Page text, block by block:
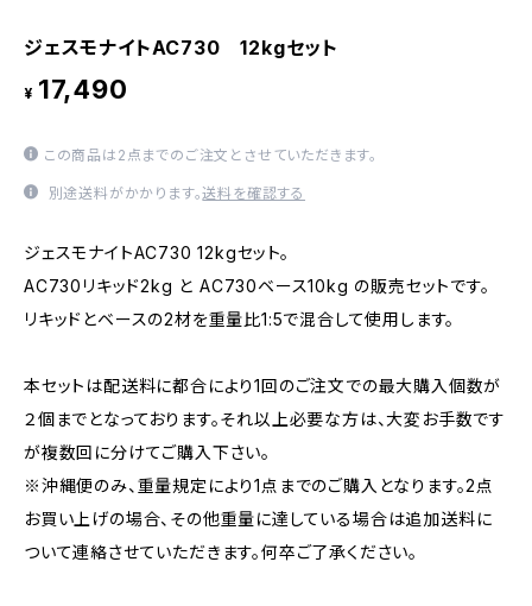
ジェスモナイトAC730 12kgセット
¥ 17,490
この商品は2点までのご注文とさせていただきます。
別途送料がかかります。送料を確認する
ジェスモナイトAC730 12kgセット。
AC730リキッド2kg と AC730ベース10kg の販売セットです。
リキッドとベースの2材を重量比1:5で混合して使用します。
本セットは配送料に都合により1回のご注文での最大購入個数が
２個までとなっております。それ以上必要な方は、大変お手数です
が複数回に分けてご購入下さい。
※沖縄便のみ、重量規定により1点までのご購入となります。2点
お買い上げの場合、その他重量に達している場合は追加送料に
ついて連絡させていただきます。何卒ご了承ください。